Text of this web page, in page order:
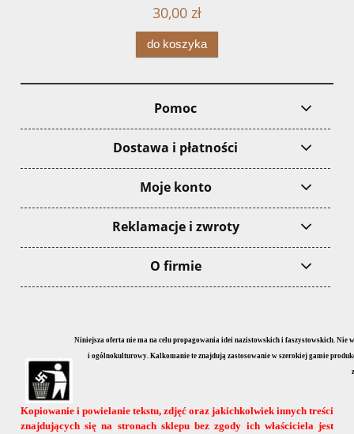
30,00 zł
do koszyka
Pomoc
Dostawa i płatności
Moje konto
Reklamacje i zwroty
O firmie
Niniejsza oferta nie ma na celu propagowania idei nazistowskich i faszystowskich. Nie
i ogólnokulturowy. Kalkomanie te znajdują zastosowanie w szerokiej gamie
Kopiowanie i powielanie tekstu, zdjęć oraz jakichkolwiek innych treści
znajdujących się na stronach sklepu bez zgody ich właściciela jest